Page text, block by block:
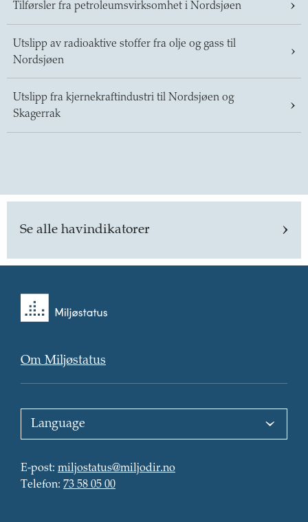
Tilførsler fra petroleumsvirksomhet i Nordsjøen
Utslipp av radioaktive stoffer fra olje og gass til
Nordsjøen
Utslipp fra kjernekraftindustri til Nordsjøen og
Skagerrak
Se alle havindikatorer
Tilbake
til
Om Miljøstatus
Choose
language:
E-post: E-
post:
miljostatus@miljodir.no
Telefon: Telefon:
73 58 05 00